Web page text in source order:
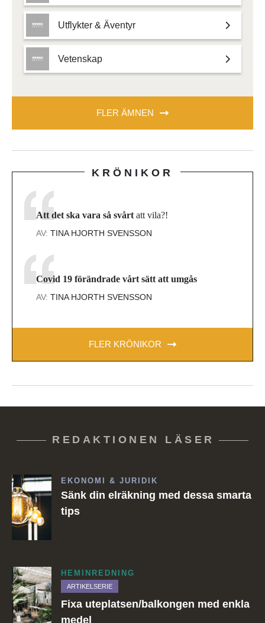
Utflykter & Äventyr
Vetenskap
FLER ÄMNEN
KRÖNIKOR
Att det ska vara så svårtatt vila?!
AV: TINA HJORTH SVENSSON
Covid 19 förändrade vårt sätt att umgås
AV: TINA HJORTH SVENSSON
FLER KRÖNIKOR
REDAKTIONEN LÄSER
EKONOMI & JURIDIK
Sänk din elräkning med dessa smarta
tips
HEMINREDNING
ARTIKELSERIE
Fixa uteplatsen/balkongen med enkla
medel